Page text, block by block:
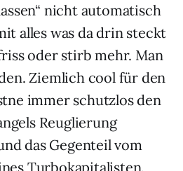
nicht automatisch
alles was da drin steckt
oder stirb mehr. Man
Ziemlich cool für den
immer schutzlos den
Reuglierung
das Gegenteil vom
Turbokapitalisten.